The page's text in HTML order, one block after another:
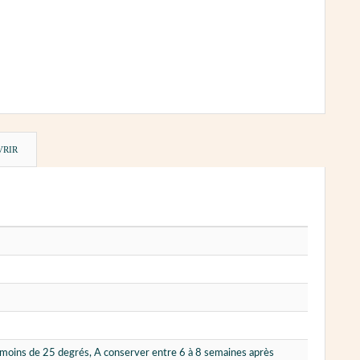
de 25 degrés, A conserver entre 6 à 8 semaines après